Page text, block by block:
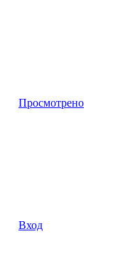
Просмотрено
Вход